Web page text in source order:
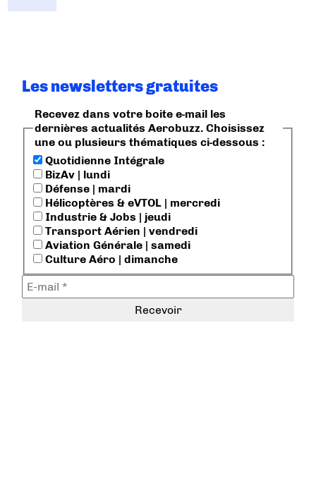
Les newsletters gratuites
Recevez dans votre boite e-mail les
dernières actualités Aerobuzz. Choisissez
une ou plusieurs thématiques ci-dessous :
Quotidienne Intégrale
BizAv | lundi
Défense | mardi
Hélicoptères & eVTOL | mercredi
Industrie & Jobs | jeudi
Transport Aérien | vendredi
Aviation Générale | samedi
Culture Aéro | dimanche